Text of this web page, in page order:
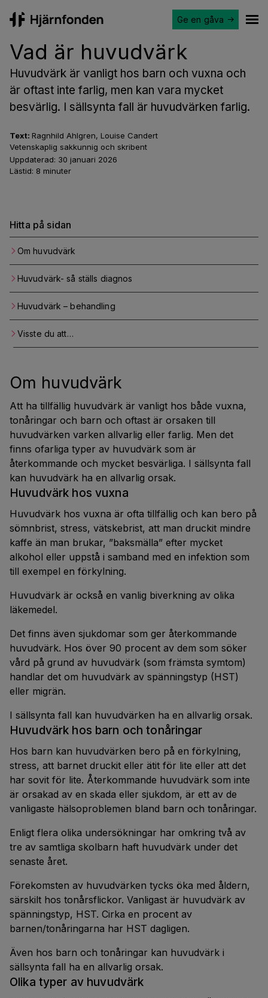
Ge en gåva
Text: Ragnhild Ahlgren, Louise Candert
Vetenskaplig sakkunnig och skribent
Uppdaterad: 30 januari 2026
Lästid: 8 minuter
Vad är huvudvärk
Huvudvärk är vanligt hos barn och vuxna och
är oftast inte farlig, men kan vara mycket
besvärlig. I sällsynta fall är huvudvärken farlig.
Hitta på sidan
Om huvudvärk
Huvudvärk- så ställs diagnos
Huvudvärk – behandling
Visste du att…
Om huvudvärk
Att ha tillfällig huvudvärk är vanligt hos både vuxna,
tonåringar och barn och oftast är orsaken till
huvudvärken varken allvarlig eller farlig. Men det
finns ofarliga typer av huvudvärk som är
återkommande och mycket besvärliga. I sällsynta fall
kan huvudvärk ha en allvarlig orsak.
Huvudvärk hos vuxna
Huvudvärk hos vuxna är ofta tillfällig och kan bero på
sömnbrist, stress, vätskebrist, att man druckit mindre
kaffe än man brukar, ”baksmälla” efter mycket
alkohol eller uppstå i samband med en infektion som
till exempel en förkylning.
Huvudvärk är också en vanlig biverkning av olika
läkemedel.
Det finns även sjukdomar som ger återkommande
huvudvärk. Hos över 90 procent av dem som söker
vård på grund av huvudvärk (som främsta symtom)
handlar det om huvudvärk av spänningstyp (HST)
eller migrän.
I sällsynta fall kan huvudvärken ha en allvarlig orsak.
Huvudvärk hos barn och tonåringar
Hos barn kan huvudvärken bero på en förkylning,
stress, att barnet druckit eller ätit för lite eller att det
har sovit för lite. Återkommande huvudvärk som inte
är orsakad av en skada eller sjukdom, är ett av de
vanligaste hälsoproblemen bland barn och tonåringar.
Enligt flera olika undersökningar har omkring två av
tre av samtliga skolbarn haft huvudvärk under det
senaste året.
Förekomsten av huvudvärken tycks öka med åldern,
särskilt hos tonårsflickor. Vanligast är huvudvärk av
spänningstyp, HST. Cirka en procent av
barnen/tonåringarna har HST dagligen.
Även hos barn och tonåringar kan huvudvärk i
sällsynta fall ha en allvarlig orsak.
Olika typer av huvudvärk